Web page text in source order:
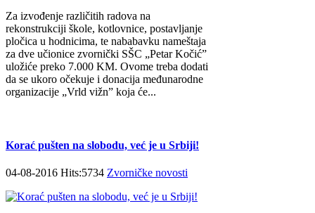
Za izvođenje različitih radova na
rekonstrukciji škole, kotlovnice, postavljanje
pločica u hodnicima, te nababavku nameštaja
za dve učionice zvornički SŠC „Petar Kočić”
uložiće preko 7.000 KM. Ovome treba dodati
da se ukoro očekuje i donacija međunarodne
organizacije „Vrld vižn” koja će...
Korać pušten na slobodu, već je u Srbiji!
04-08-2016 Hits:5734 Zvorničke novosti